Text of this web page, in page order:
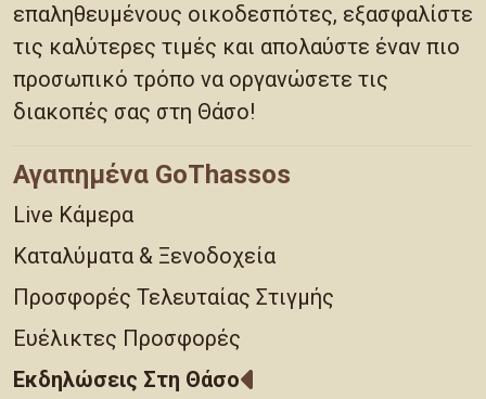
επαληθευμένους οικοδεσπότες, εξασφαλίστε
τις καλύτερες τιμές και απολαύστε έναν πιο
προσωπικό τρόπο να οργανώσετε τις
διακοπές σας στη Θάσο!
Αγαπημένα GoThassos
Live Κάμερα
Καταλύματα & Ξενοδοχεία
Προσφορές Τελευταίας Στιγμής
Ευέλικτες Προσφορές
Εκδηλώσεις Στη Θάσο